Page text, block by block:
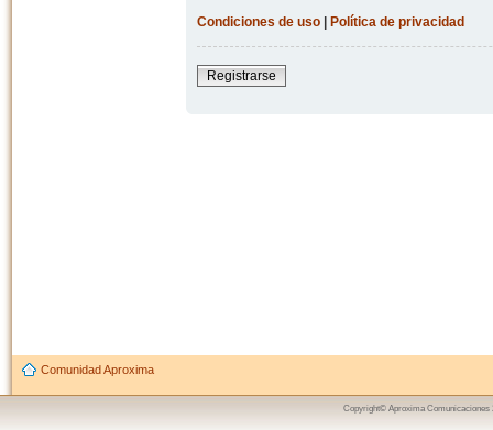
Condiciones de uso| Política de privacidad
Registrarse
Comunidad Aproxima
Copyright© Aproxima Comunicaciones